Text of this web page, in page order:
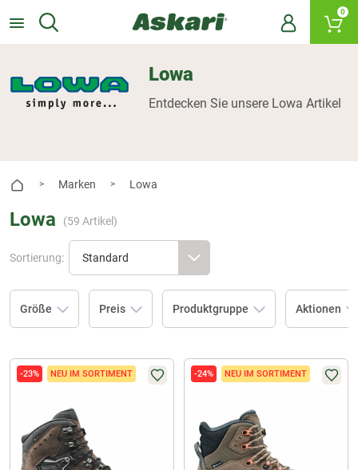
0
Lowa
Entdecken Sie unsere Lowa Artikel
> Marken > Lowa
Lowa (59 Artikel)
Sortierung:
Größe Preis Produktgruppe Aktionen
-23% NEU IM SORTIMENT -24% NEU IM SORTIMENT